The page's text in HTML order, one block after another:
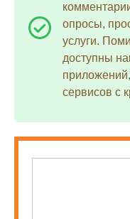
опросы,
услуги.
доступны
сервисов с